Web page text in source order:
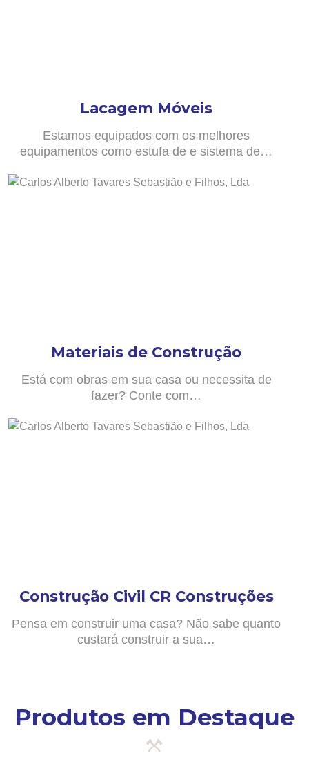
Lacagem Móveis
Estamos equipados com os melhores
equipamentos como estufa de e sistema de…
Materiais de Construção
Está com obras em sua casa ou necessita de
fazer? Conte com…
Construção Civil CR Construções
Pensa em construir uma casa? Não sabe quanto
custará construir a sua…
Produtos em Destaque